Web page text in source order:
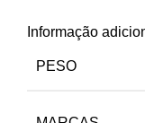
Informação
PESO